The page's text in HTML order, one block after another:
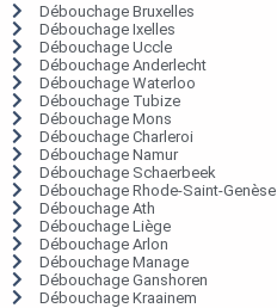
Débouchage Bruxelles
Débouchage Ixelles
Débouchage Uccle
Débouchage Anderlecht
Débouchage Waterloo
Débouchage Tubize
Débouchage Mons
Débouchage Charleroi
Débouchage Namur
Débouchage Schaerbeek
Débouchage Rhode-Saint-Genèse
Débouchage Ath
Débouchage Liège
Débouchage Arlon
Débouchage Manage
Débouchage Ganshoren
Débouchage Kraainem